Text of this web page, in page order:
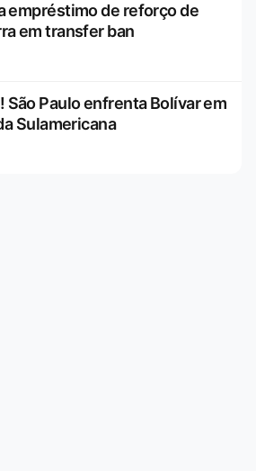
empréstimo de reforço de
em transfer ban
São Paulo enfrenta Bolívar em
Sulamericana